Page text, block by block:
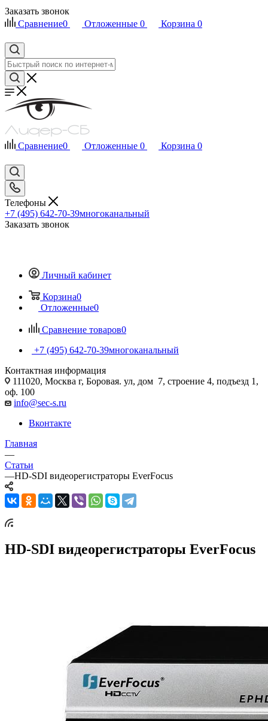
Заказать звонок
Сравнение0 Отложенные 0 Корзина 0
Сравнение0 Отложенные 0 Корзина 0
Телефоны
+7 (495) 642-70-39многоканальный
Заказать звонок
Личный кабинет
Корзина0
Отложенные0
Сравнение товаров0
+7 (495) 642-70-39многоканальный
Контактная информация
111020, Москва г, Боровая. ул, дом 7, строение 4, подъезд 1,
оф. 100
info@sec-s.ru
Вконтакте
Главная
—
Статьи
—HD-SDI видеорегистраторы EverFocus
HD-SDI видеорегистраторы EverFocus